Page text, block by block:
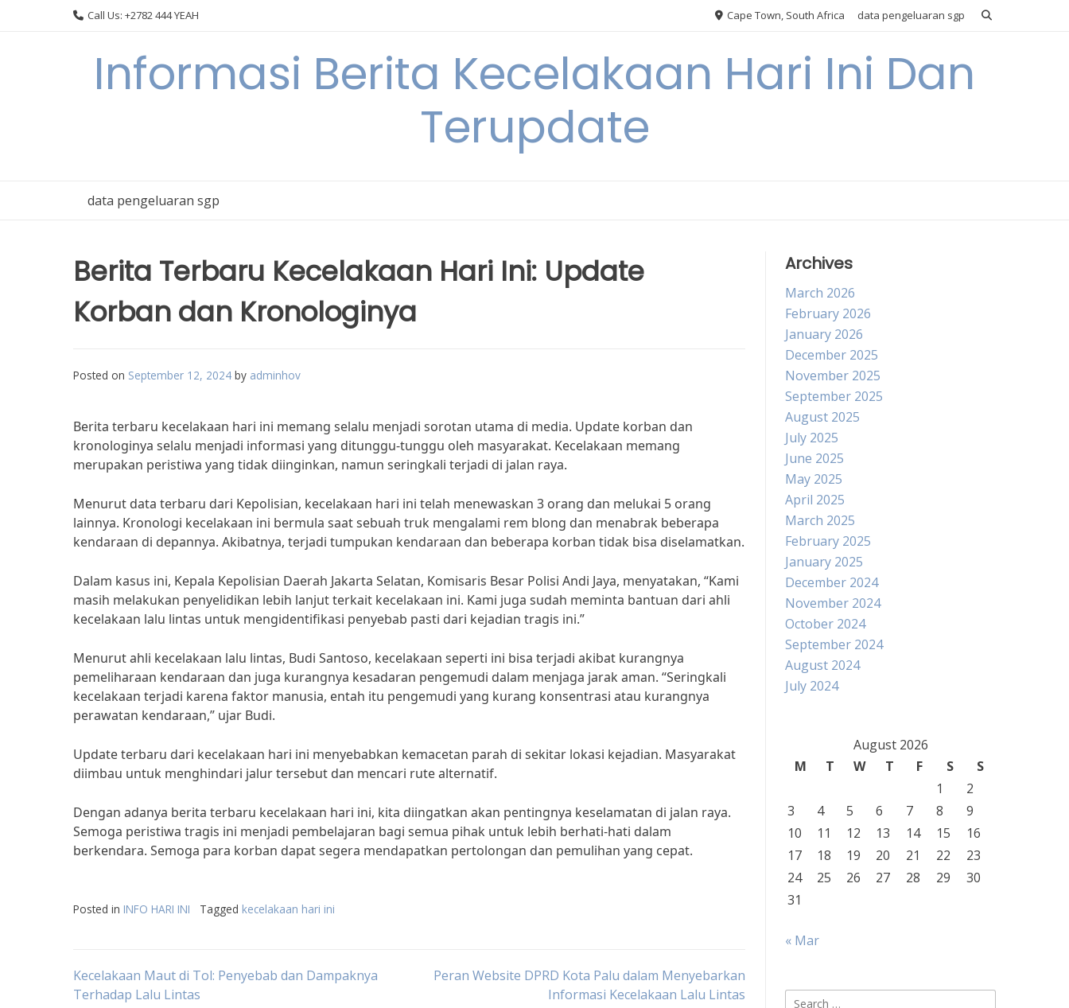
Call Us: +2782 444 YEAH Cape Town, South Africa data pengeluaran sgp
Informasi Berita Kecelakaan Hari Ini Dan
Terupdate
data pengeluaran sgp
Berita Terbaru Kecelakaan Hari Ini: Update
Korban dan Kronologinya
Posted on September 12, 2024 by adminhov
Berita terbaru kecelakaan hari ini memang selalu menjadi sorotan utama di media. Update korban dan
kronologinya selalu menjadi informasi yang ditunggu-tunggu oleh masyarakat. Kecelakaan memang
merupakan peristiwa yang tidak diinginkan, namun seringkali terjadi di jalan raya.
Menurut data terbaru dari Kepolisian, kecelakaan hari ini telah menewaskan 3 orang dan melukai 5 orang
lainnya. Kronologi kecelakaan ini bermula saat sebuah truk mengalami rem blong dan menabrak beberapa
kendaraan di depannya. Akibatnya, terjadi tumpukan kendaraan dan beberapa korban tidak bisa diselamatkan.
Dalam kasus ini, Kepala Kepolisian Daerah Jakarta Selatan, Komisaris Besar Polisi Andi Jaya, menyatakan, “Kami
masih melakukan penyelidikan lebih lanjut terkait kecelakaan ini. Kami juga sudah meminta bantuan dari ahli
kecelakaan lalu lintas untuk mengidentifikasi penyebab pasti dari kejadian tragis ini.”
Menurut ahli kecelakaan lalu lintas, Budi Santoso, kecelakaan seperti ini bisa terjadi akibat kurangnya
pemeliharaan kendaraan dan juga kurangnya kesadaran pengemudi dalam menjaga jarak aman. “Seringkali
kecelakaan terjadi karena faktor manusia, entah itu pengemudi yang kurang konsentrasi atau kurangnya
perawatan kendaraan,” ujar Budi.
Update terbaru dari kecelakaan hari ini menyebabkan kemacetan parah di sekitar lokasi kejadian. Masyarakat
diimbau untuk menghindari jalur tersebut dan mencari rute alternatif.
Dengan adanya berita terbaru kecelakaan hari ini, kita diingatkan akan pentingnya keselamatan di jalan raya.
Semoga peristiwa tragis ini menjadi pembelajaran bagi semua pihak untuk lebih berhati-hati dalam
berkendara. Semoga para korban dapat segera mendapatkan pertolongan dan pemulihan yang cepat.
Posted in INFO HARI INI Tagged kecelakaan hari ini
Post
Kecelakaan Maut di Tol: Penyebab dan Dampaknya
Terhadap Lalu Lintas
Peran Website DPRD Kota Palu dalam Menyebarkan
Informasi Kecelakaan Lalu Lintas
Archives
March 2026
February 2026
January 2026
December 2025
November 2025
September 2025
August 2025
July 2025
June 2025
May 2025
April 2025
March 2025
February 2025
January 2025
December 2024
November 2024
October 2024
September 2024
August 2024
July 2024
August 2026
M
T W T F S
S
1
2
3
4 5 6 7 8
9
10
11 12 13 14 15
16
17
18 19 20 21 22
23
24
25 26 27 28 29
30
31
« Mar
Search